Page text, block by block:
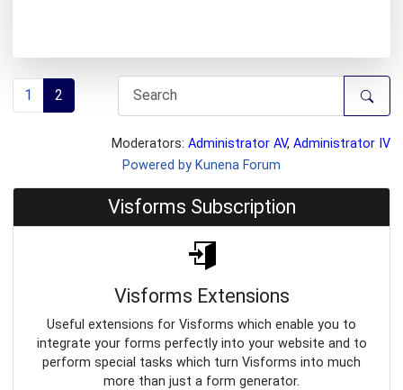
1 2
Moderators: Administrator AV, Administrator IV
Powered by Kunena Forum
Visforms Subscription
Visforms Extensions
Useful extensions for Visforms which enable you to
integrate your forms perfectly into your website and to
perform special tasks which turn Visforms into much
more than just a form generator.